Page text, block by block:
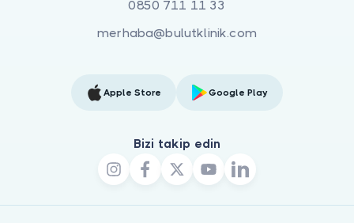
0850 711 11 33
merhaba@bulutklinik.com
Apple Store Google Play
Bizi takip edin